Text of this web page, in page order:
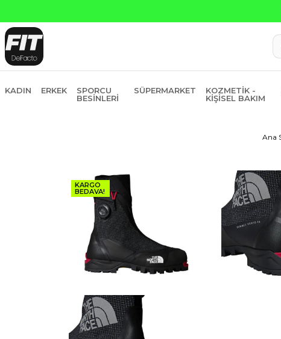
KADIN ERKEK
SPORCU
BESINLERI
SÜPERMARKET
KOZMETIK -
KIŞISEL BAKIM
Ana
KARGO
BEDAVA!